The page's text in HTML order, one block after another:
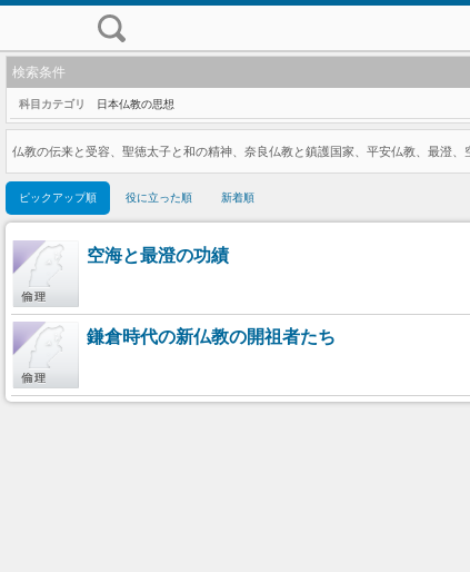
検索条件
科目カテゴリ 日本仏教の思想
仏教の伝来と受容、聖徳太子と和の精神、奈良仏教と鎮護国家、平安仏教、最澄
ピックアップ順 役に立った順 新着順
空海と最澄の功績
鎌倉時代の新仏教の開祖者たち